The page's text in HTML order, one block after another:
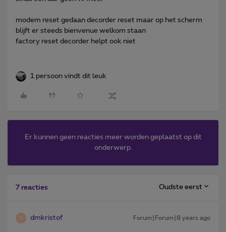
modem reset gedaan decorder reset maar op het scherm
blijft er steeds bienvenue welkom staan
factory reset decorder helpt ook niet
1 persoon vindt dit leuk
Er kunnen geen reacties meer worden geplaatst op dit
onderwerp.
7 reacties Oudste eerst
D dmkristof Forum|Forum|8 years ago